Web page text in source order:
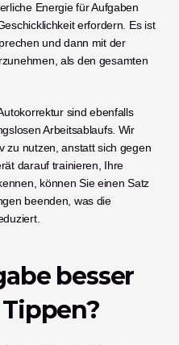
Energie für Aufgaben
erfordern. Es ist
und dann mit der
als den gesamten
sind ebenfalls
Arbeitsablaufs. Wir
zu nutzen, anstatt sich gegen
darauf trainieren, Ihre
können Sie einen Satz
beenden, was die
besser